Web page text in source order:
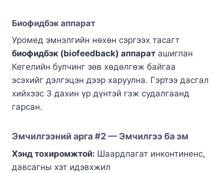
Биофидбэк аппарат
Уромед эмнэлгийн нөхөн сэргээх тасагт
биофидбэк (biofeedback) аппарат ашиглан
Кегелийн булчинг зөв хөдөлгөж байгаа
эсэхийг дэлгэцэн дээр харуулна. Гэртээ дасгал
хийхээс 3 дахин үр дүнтэй гэж судалгаанд
гарсан.
Эмчилгээний арга #2 — Эмчилгээ ба эм
Хэнд тохиромжтой: Шаардлагат инконтиненс,
давсагны хэт идэвхжил